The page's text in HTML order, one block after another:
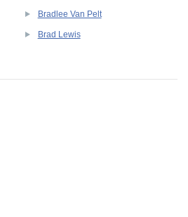
Bradlee Van Pelt
Brad Lewis